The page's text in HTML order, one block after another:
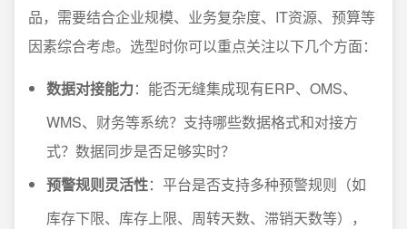
品，需要结合企业规模、业务复杂度、IT资源、预算等
因素综合考虑。选型时你可以重点关注以下几个方面：
数据对接能力：能否无缝集成现有ERP、OMS、
WMS、财务等系统？支持哪些数据格式和对接方
式？数据同步是否足够实时？
预警规则灵活性：平台是否支持多种预警规则（如
库存下限、库存上限、周转天数、滞销天数等），